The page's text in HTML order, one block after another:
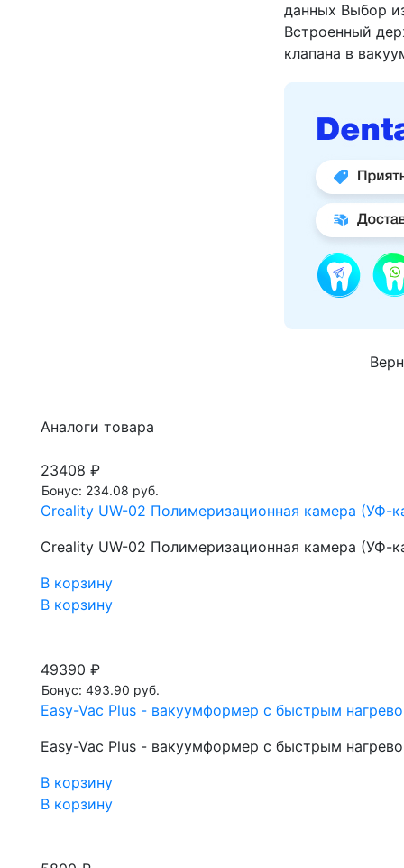
данных Выбор
Встроенный
клапана в
Аналоги товара
23408 ₽
Бонус: 234.08 руб.
Creality UW-02 Полимеризационная камера (УФ-
Creality UW-02 Полимеризационная камера (УФ-
В корзину
В корзину
49390 ₽
Бонус: 493.90 руб.
Easy-Vac Plus - вакуумформер с быстрым
Easy-Vac Plus - вакуумформер с быстрым
В корзину
В корзину